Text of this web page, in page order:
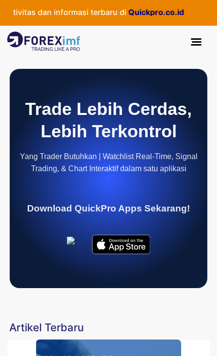
dan informasi terbaru di Quickpro.co.id
Trade Lebih Cerdas,
Lebih Terkontrol
Yang Trader Butuhkan | Watchlist Real-Time, Signal
Trading, & Chart Interaktif dalam satu aplikasi
Download QuickPro Apps Sekarang!
Artikel Terbaru